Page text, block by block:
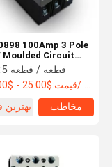
100Amp 3 Pole
Moulded Circuit
5 قطعه / قطعه
قیمت:$25.00 - $200.00/ Piece
مخاطب